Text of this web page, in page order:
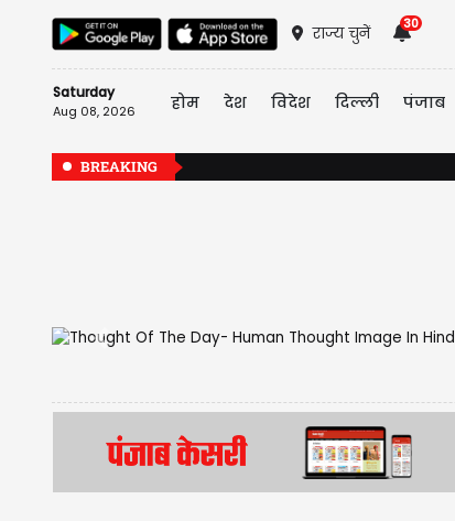
राज्य चुनें
30
Saturday
Aug 08, 2026 होम देश विदेश दिल्ली पंजाब
BREAKING
Previous